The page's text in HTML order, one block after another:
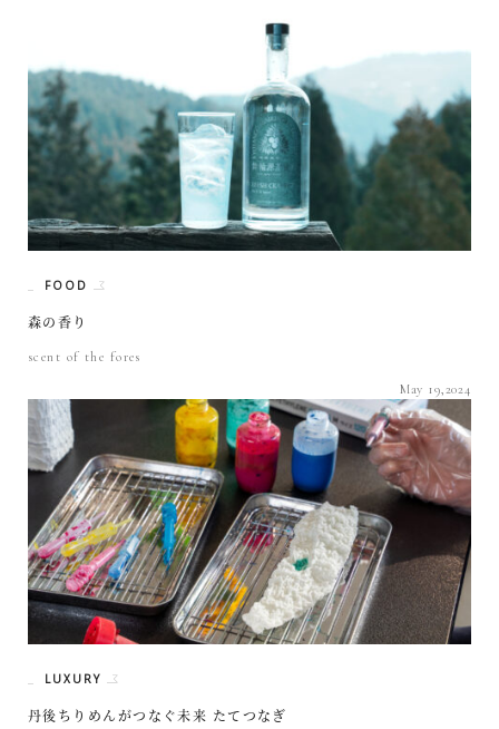
FOOD
森の香り
scent of the fores
May 19,2024
LUXURY
丹後ちりめんがつなぐ未来 たてつなぎ